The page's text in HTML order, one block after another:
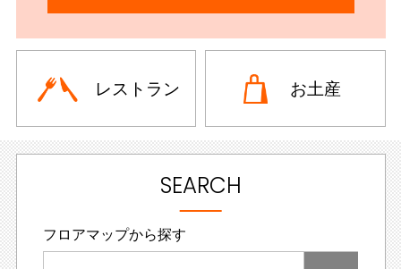
レストラン お土産
SEARCH
フロアマップから探す